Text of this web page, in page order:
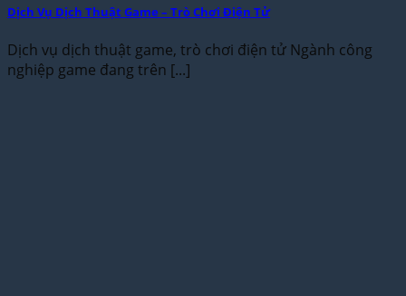
Dịch Vụ Dịch Thuật Game – Trò Chơi Điện Tử
Dịch vụ dịch thuật game, trò chơi điện tử Ngành công
nghiệp game đang trên [...]